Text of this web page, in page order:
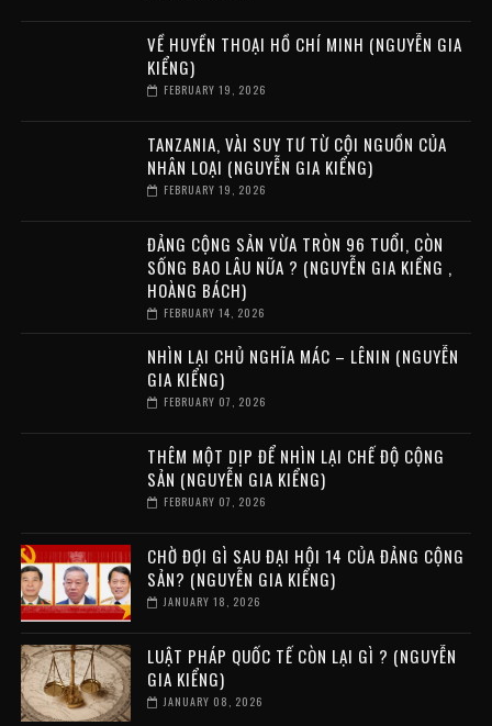
VỀ HUYỀN THOẠI HỒ CHÍ MINH (NGUYỄN GIA
KIỂNG)
FEBRUARY 19, 2026
TANZANIA, VÀI SUY TƯ TỪ CỘI NGUỒN CỦA
NHÂN LOẠI (NGUYỄN GIA KIỂNG)
FEBRUARY 19, 2026
ĐẢNG CỘNG SẢN VỪA TRÒN 96 TUỔI, CÒN
SỐNG BAO LÂU NỮA ? (NGUYỄN GIA KIỂNG ,
HOÀNG BÁCH)
FEBRUARY 14, 2026
NHÌN LẠI CHỦ NGHĨA MÁC – LÊNIN (NGUYỄN
GIA KIỂNG)
FEBRUARY 07, 2026
THÊM MỘT DỊP ĐỂ NHÌN LẠI CHẾ ĐỘ CỘNG
SẢN (NGUYỄN GIA KIỂNG)
FEBRUARY 07, 2026
CHỜ ĐỢI GÌ SAU ĐẠI HỘI 14 CỦA ĐẢNG CỘNG
SẢN? (NGUYỄN GIA KIỂNG)
JANUARY 18, 2026
LUẬT PHÁP QUỐC TẾ CÒN LẠI GÌ ? (NGUYỄN
GIA KIỂNG)
JANUARY 08, 2026